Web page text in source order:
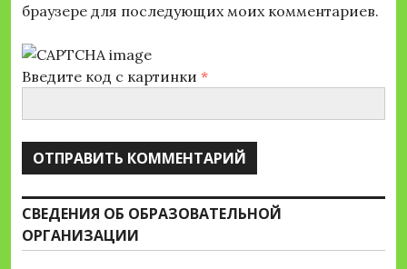
браузере для последующих моих комментариев.
Введите код с картинки *
СВЕДЕНИЯ ОБ ОБРАЗОВАТЕЛЬНОЙ
ОРГАНИЗАЦИИ